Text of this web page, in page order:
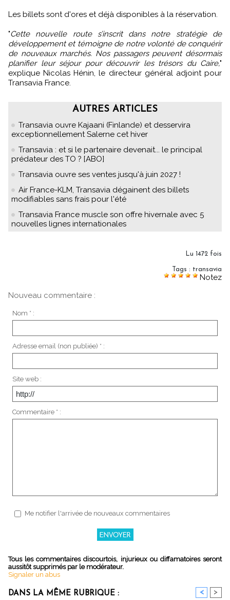
Les billets sont d'ores et déjà disponibles à la réservation.
"Cette nouvelle route s’inscrit dans notre stratégie de
développement et témoigne de notre volonté de conquérir
de nouveaux marchés. Nos passagers peuvent désormais
planifier leur séjour pour découvrir les trésors du Caire,"
explique Nicolas Hénin, le directeur général adjoint pour
Transavia France.
AUTRES ARTICLES
Transavia ouvre Kajaani (Finlande) et desservira
exceptionnellement Salerne cet hiver
Transavia : et si le partenaire devenait... le principal
prédateur des TO ? [ABO]
Transavia ouvre ses ventes jusqu'à juin 2027 !
Air France-KLM, Transavia dégainent des billets
modifiables sans frais pour l'été
Transavia France muscle son offre hivernale avec 5
nouvelles lignes internationales
Lu 1472 fois
Tags : transavia
Notez
Nouveau commentaire :
Nom * :
Adresse email (non publiée) * :
Site web :
Commentaire * :
Me notifier l'arrivée de nouveaux commentaires
Tous les commentaires discourtois, injurieux ou diffamatoires seront
aussitôt supprimés par le modérateur.
Signaler un abus
DANS LA MÊME RUBRIQUE : < >